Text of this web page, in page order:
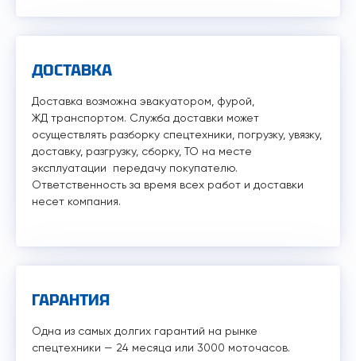
ДОСТАВКА
Доставка возможна эвакуатором, фурой,
ЖД транспортом. Служба доставки может
осуществлять разборку спецтехники, погрузку, увязку,
доставку, разгрузку, сборку, ТО на месте
эксплуатации передачу покупателю.
Ответственность за время всех работ и доставки
несет компания.
ГАРАНТИЯ
Одна из самых долгих гарантий на рынке
спецтехники — 24 месяца или 3000 моточасов.